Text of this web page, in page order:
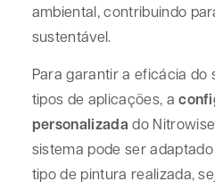
ambiental, contribuindo
sustentável.
Para garantir a eficácia do
tipos de aplicações, a
personalizada do
sistema pode ser
tipo de pintura realizada,